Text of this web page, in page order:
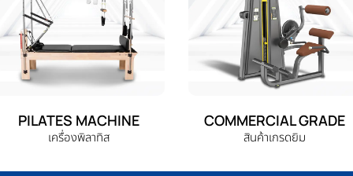
PILATES MACHINE
เครื่องพิลาทิส
COMMERCIAL GRADE
สินค้าเกรดยิม